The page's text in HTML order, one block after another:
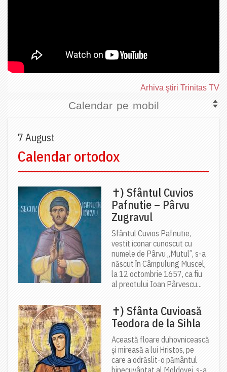
Arhiva ştiri Trinitas TV
Calendar pe mobil
7 August
Calendar ortodox
✝) Sfântul Cuvios
Pafnutie – Pârvu
Zugravul
Sfântul Cuvios Pafnutie,
vestit iconar cunoscut cu
numele de Pârvu „Mutul”, s-a
născut în Câmpulung Muscel,
la 12 octombrie 1657, ca fiu
al preotului Ioan Pârvescu...
✝) Sfânta Cuvioasă
Teodora de la Sihla
Această floare duhovnicească
și mireasă a lui Hristos, pe
care a odrăslit-o pământul
binecuvântat al Moldovei, s-a